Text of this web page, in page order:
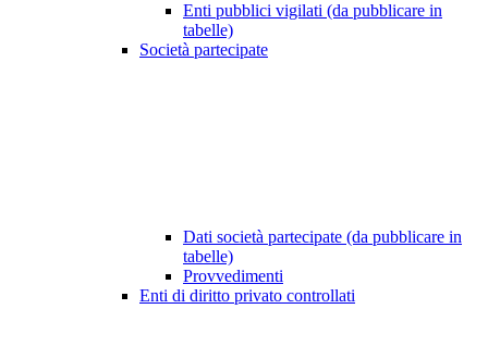
Enti pubblici vigilati (da pubblicare in
tabelle)
Società partecipate
Dati società partecipate (da pubblicare in
tabelle)
Provvedimenti
Enti di diritto privato controllati